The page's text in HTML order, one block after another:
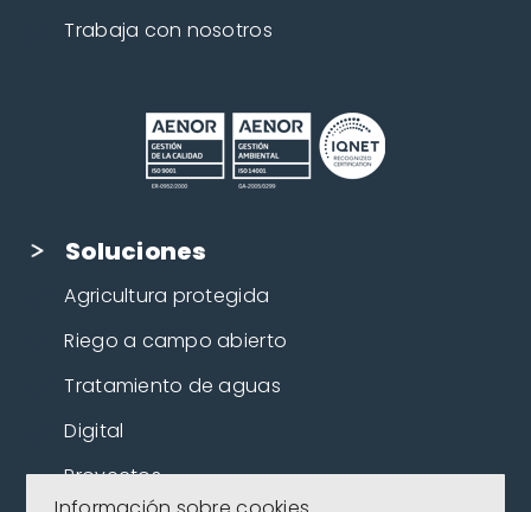
Trabaja con nosotros
Soluciones
Agricultura protegida
Riego a campo abierto
Tratamiento de aguas
Digital
Proyectos